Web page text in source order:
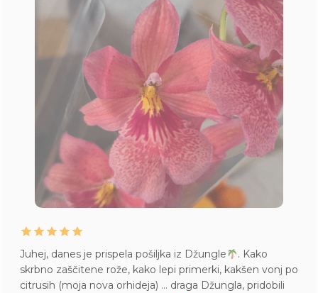
Juhej, danes je prispela pošiljka iz Džungle
. Kako
skrbno zaščitene rože, kako lepi primerki, kakšen vonj po
citrusih (moja nova orhideja) … draga Džungla, pridobili